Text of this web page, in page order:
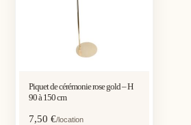
Piquet de cérémonie rose gold – H
90 à 150 cm
7,50€/location